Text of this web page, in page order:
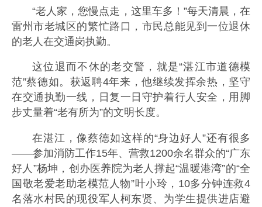
“老人家，您慢点走，这里车多！”每天清晨，在
雷州市老城区的繁忙路口，市民总能见到一位退休
的老人在交通岗执勤。
这位退而不休的老交警，就是“湛江市道德模
范”蔡德如。获返聘4年来，他继续发挥余热，坚守
在交通执勤一线，日复一日守护着行人安全，用脚
步丈量着“老有所为”的文明长度。
在湛江，像蔡德如这样的“身边好人”还有很多
——参加消防工作15年、营救1200余名群众的“广东
好人”杨坤，创办医养院为老人撑起“温暖港湾”的“全
国敬老爱老助老模范人物”叶小玲，10多分钟连救4
名落水村民的现役军人柯东贤、为学生提供进店避